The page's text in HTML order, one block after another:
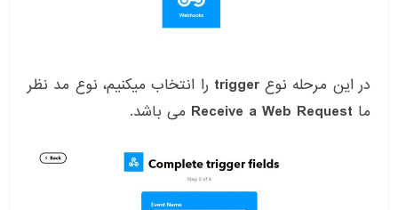
در این مرحله نوعtrigger را انتخاب میکنیم، نوع مد نظر
ما Receive a Web Request می باشد.